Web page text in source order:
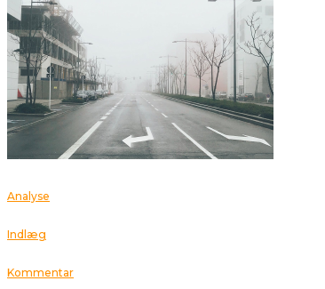
Analyse
Indlæg
Kommentar